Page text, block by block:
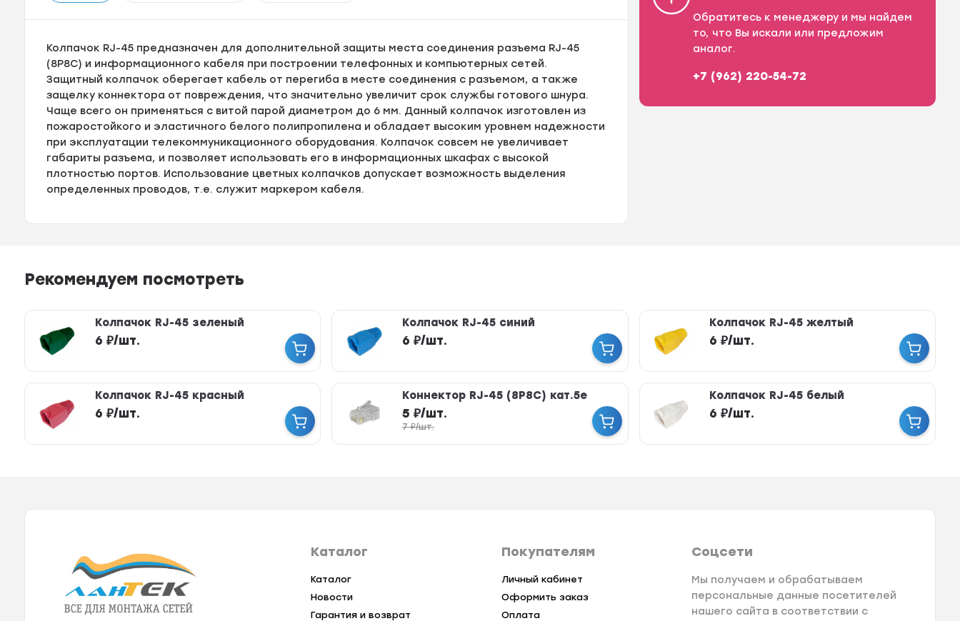
Колпачок RJ-45 предназначен для дополнительной защиты места соединения разъема RJ-45
(8P8C) и информационного кабеля при построении телефонных и компьютерных сетей.
Защитный колпачок оберегает кабель от перегиба в месте соединения с разъемом, а также
защелку коннектора от повреждения, что значительно увеличит срок службы готового шнура.
Чаще всего он применяться с витой парой диаметром до 6 мм. Данный колпачок изготовлен из
пожаростойкого и эластичного белого полипропилена и обладает высоким уровнем надежности
при эксплуатации телекоммуникационного оборудования. Колпачок совсем не увеличивает
габариты разъема, и позволяет использовать его в информационных шкафах с высокой
плотностью портов. Использование цветных колпачков допускает возможность выделения
определенных проводов, т.е. служит маркером кабеля.
Обратитесь к менеджеру и мы найдем
то, что Вы искали или предложим
аналог.
+7 (962) 220-54-72
Рекомендуем посмотреть
Колпачок RJ-45 зеленый
6 ₽/шт.
Колпачок RJ-45 синий
6 ₽/шт.
Колпачок RJ-45 желтый
6 ₽/шт.
Колпачок RJ-45 красный
6 ₽/шт.
Коннектор RJ-45 (8P8C) кат.5е
5 ₽/шт.
7 ₽/шт.
Колпачок RJ-45 белый
6 ₽/шт.
Каталог
Каталог
Новости
Гарантия и возврат
Покупателям
Личный кабинет
Оформить заказ
Оплата
Соцсети
Мы получаем и обрабатываем
персональные данные посетителей
нашего сайта в соответствии с